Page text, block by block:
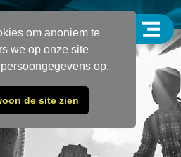
om anoniem te
we op onze site
op.
de site zien